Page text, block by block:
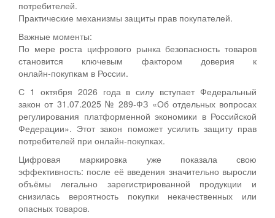
потребителей.
Практические механизмы защиты прав покупателей.
Важные моменты:
По мере роста цифрового рынка безопасность товаров
становится ключевым фактором доверия к
онлайн‑покупкам в России.
С 1 октября 2026 года в силу вступает Федеральный
закон от 31.07.2025 № 289‑ФЗ «Об отдельных вопросах
регулирования платформенной экономики в Российской
Федерации». Этот закон поможет усилить защиту прав
потребителей при онлайн‑покупках.
Цифровая маркировка уже показала свою
эффективность: после её введения значительно выросли
объёмы легально зарегистрированной продукции и
снизилась вероятность покупки некачественных или
опасных товаров.